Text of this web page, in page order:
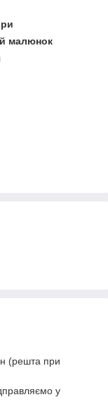
малюнок
(решта при
у